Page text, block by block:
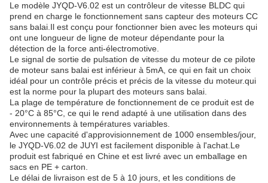
Le modèle JYQD-V6.02 est un contrôleur de vitesse BLDC qui
prend en charge le fonctionnement sans capteur des moteurs CC
sans balai.Il est conçu pour fonctionner bien avec les moteurs qui
ont une longueur de ligne de moteur dépendante pour la
détection de la force anti-électromotive.
Le signal de sortie de pulsation de vitesse du moteur de ce pilote
de moteur sans balai est inférieur à 5mA, ce qui en fait un choix
idéal pour un contrôle précis et précis de la vitesse du moteur.qui
est la norme pour la plupart des moteurs sans balai.
La plage de température de fonctionnement de ce produit est de
- 20°C à 85°C, ce qui le rend adapté à une utilisation dans des
environnements à températures variables.
Avec une capacité d'approvisionnement de 1000 ensembles/jour,
le JYQD-V6.02 de JUYI est facilement disponible à l'achat.Le
produit est fabriqué en Chine et est livré avec un emballage en
sacs en PE + carton.
Le délai de livraison est de 5 à 10 jours, et les conditions de